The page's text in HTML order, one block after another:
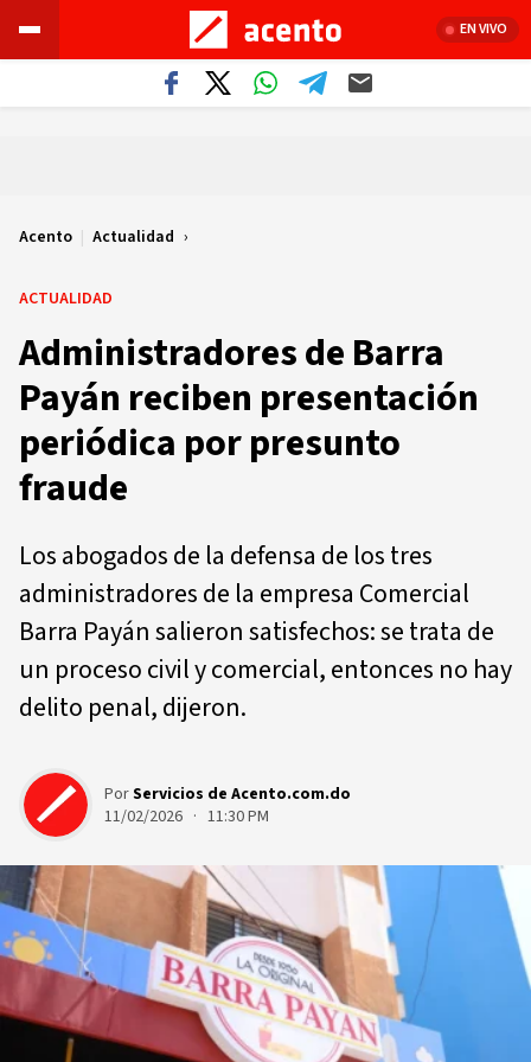
EN VIVO
Acento | Actualidad
ACTUALIDAD
Administradores de Barra
Payán reciben presentación
periódica por presunto
fraude
Los abogados de la defensa de los tres
administradores de la empresa Comercial
Barra Payán salieron satisfechos: se trata de
un proceso civil y comercial, entonces no hay
delito penal, dijeron.
PorServicios de Acento.com.do
11/02/2026 · 11:30 PM